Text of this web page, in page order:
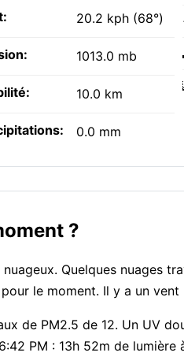
20.2 kph (68°)
1013.0 mb
10.0 km
0.0 mm
?
Quelques nuages
le moment. Il y a un
de PM2.5 de 12. Un UV
PM : 13h 52m de lumière